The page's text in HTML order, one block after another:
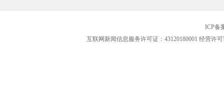
ICP备
互联网新闻信息服务许可证：43120180001 经营许可